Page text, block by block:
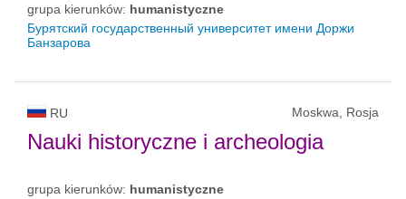
grupa kierunków: humanistyczne
Бурятский государственный университет имени Доржи
Банзарова
RU Moskwa, Rosja
Nauki historyczne i archeologia
grupa kierunków: humanistyczne